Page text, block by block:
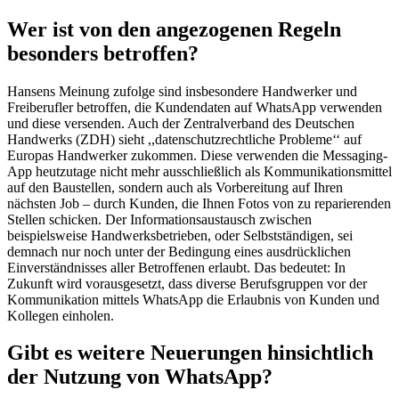
Wer ist von den angezogenen Regeln
besonders betroffen?
Hansens Meinung zufolge sind insbesondere Handwerker und
Freiberufler betroffen, die Kundendaten auf WhatsApp verwenden
und diese versenden. Auch der Zentralverband des Deutschen
Handwerks (ZDH) sieht ,,datenschutzrechtliche Probleme‘‘ auf
Europas Handwerker zukommen. Diese verwenden die Messaging-
App heutzutage nicht mehr ausschließlich als Kommunikationsmittel
auf den Baustellen, sondern auch als Vorbereitung auf Ihren
nächsten Job – durch Kunden, die Ihnen Fotos von zu reparierenden
Stellen schicken. Der Informationsaustausch zwischen
beispielsweise Handwerksbetrieben, oder Selbstständigen, sei
demnach nur noch unter der Bedingung eines ausdrücklichen
Einverständnisses aller Betroffenen erlaubt. Das bedeutet: In
Zukunft wird vorausgesetzt, dass diverse Berufsgruppen vor der
Kommunikation mittels WhatsApp die Erlaubnis von Kunden und
Kollegen einholen.
Gibt es weitere Neuerungen hinsichtlich
der Nutzung von WhatsApp?